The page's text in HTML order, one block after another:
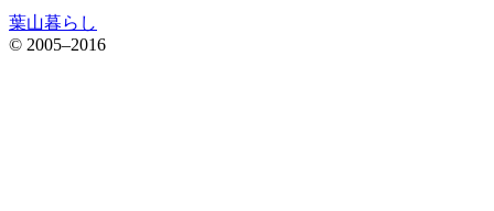
葉山暮らし
© 2005–2016